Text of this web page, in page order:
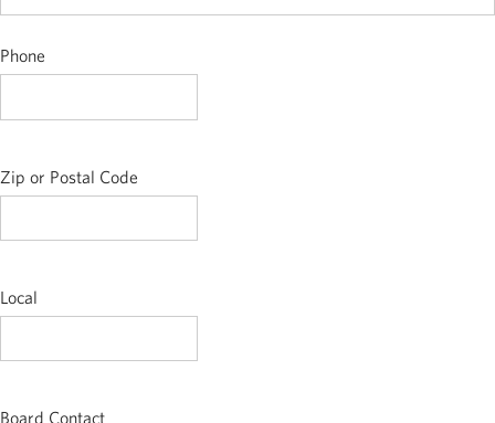
Phone
Zip or Postal Code
Local
Board Contact